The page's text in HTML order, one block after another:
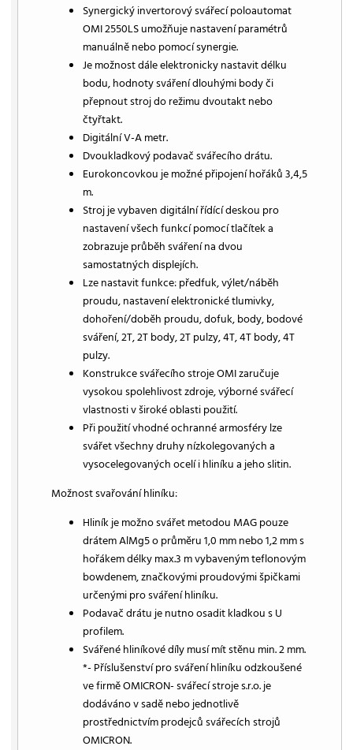
Synergický invertorový svářecí poloautomat
OMI 2550LS umožňuje nastavení paramétrů
manuálně nebo pomocí synergie.
Je možnost dále elektronicky nastavit délku
bodu, hodnoty sváření dlouhými body či
přepnout stroj do režimu dvoutakt nebo
čtyřtakt.
Digitální V-A metr.
Dvoukladkový podavač svářecího drátu.
Eurokoncovkou je možné připojení hořáků 3,4,5
m.
Stroj je vybaven digitální řídící deskou pro
nastavení všech funkcí pomocí tlačítek a
zobrazuje průběh sváření na dvou
samostatných displejích.
Lze nastavit funkce: předfuk, výlet/náběh
proudu, nastavení elektronické tlumivky,
dohoření/doběh proudu, dofuk, body, bodové
sváření, 2T, 2T body, 2T pulzy, 4T, 4T body, 4T
pulzy.
Konstrukce svářecího stroje OMI zaručuje
vysokou spolehlivost zdroje, výborné svářecí
vlastnosti v široké oblasti použití.
Při použití vhodné ochranné armosféry lze
svářet všechny druhy nízkolegovaných a
vysocelegovaných ocelí i hliníku a jeho slitin.
Možnost svařování hliníku:
Hliník je možno svářet metodou MAG pouze
drátem AlMg5 o průměru 1,0 mm nebo 1,2 mm s
hořákem délky max.3 m vybaveným teflonovým
bowdenem, značkovými proudovými špičkami
určenými pro sváření hliníku.
Podavač drátu je nutno osadit kladkou s U
profilem.
Svářené hliníkové díly musí mít stěnu min. 2 mm.
*- Příslušenství pro sváření hliníku odzkoušené
ve firmě OMICRON- svářecí stroje s.r.o. je
dodáváno v sadě nebo jednotlivě
prostřednictvím prodejců svářecích strojů
OMICRON.